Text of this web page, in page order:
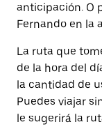
anticipación. O
Fernando en la
La ruta que
de la hora del
la cantidad de
Puedes viajar
le sugerirá la